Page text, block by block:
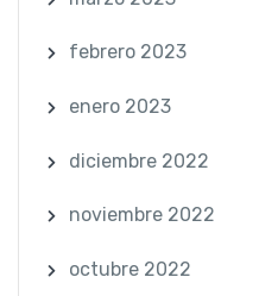
febrero 2023
enero 2023
diciembre 2022
noviembre 2022
octubre 2022